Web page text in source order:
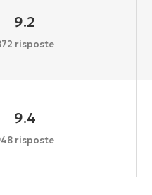
9.2
risposte
9.4
risposte